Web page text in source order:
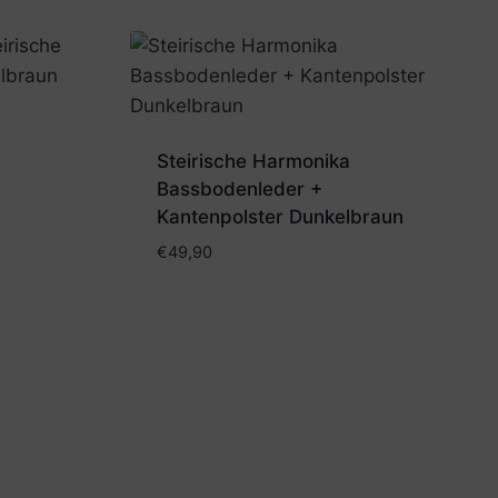
Steirische Harmonika
Bassbodenleder +
Kantenpolster Dunkelbraun
€49,90